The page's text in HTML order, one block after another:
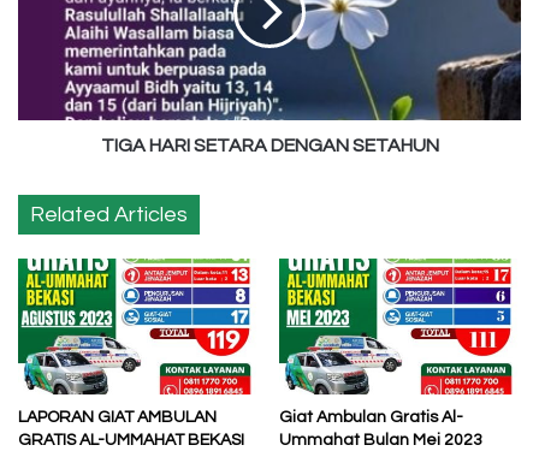
SETAHUN
TIGA HARI SETARA DENGAN SETAHUN
Related Articles
LAPORAN GIAT AMBULAN
GRATIS AL-UMMAHAT BEKASI
Giat Ambulan Gratis Al-
Ummahat Bulan Mei 2023